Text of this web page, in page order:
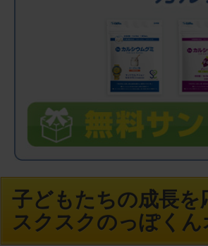
子どもたちの成長を
スクスクのっぽく